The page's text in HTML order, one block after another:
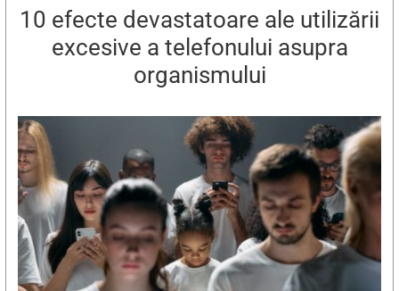
10 efecte devastatoare ale utilizării
excesive a telefonului asupra
organismului